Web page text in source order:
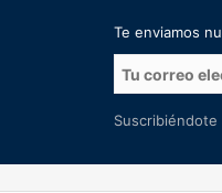
Te enviamos